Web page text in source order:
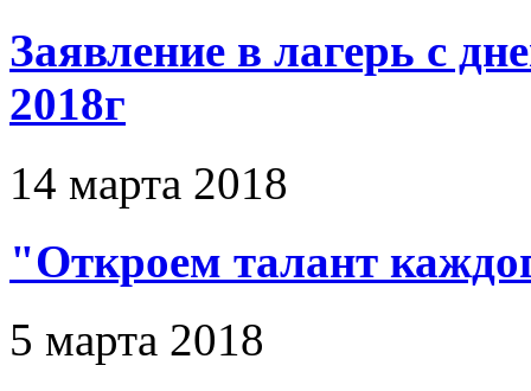
Заявление в лагерь с
2018г
14 марта 2018
"Откроем талант
5 марта 2018